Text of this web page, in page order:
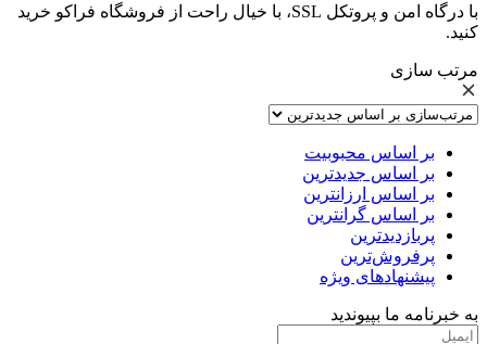
با درگاه امن و پروتکل SSL، با خیال راحت از فروشگاه فراکو خرید
کنید.
مرتب سازی
بر اساس محبوبیت
بر اساس جدیدترین
بر اساس ارزانترین
بر اساس گرانترین
پربازدیدترین
پرفروش‌ترین
پیشنهادهای ویژه
به خبرنامه ما بپیوندید